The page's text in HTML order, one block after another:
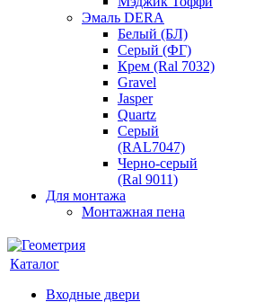
Эмаль DERA
Белый (БЛ)
Серый (ФГ)
Крем (Ral 7032)
Gravel
Jasper
Quartz
Серый
(RAL7047)
Черно-серый
(Ral 9011)
Для монтажа
Монтажная пена
Каталог
Входные двери